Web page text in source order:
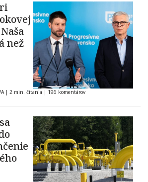
než
| 2 min. čítania | 196 komentárov